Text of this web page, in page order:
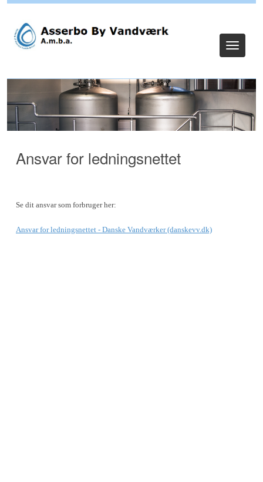
Toggle
Ansvar for ledningsnettet
Se dit ansvar som forbruger her:
Ansvar for ledningsnettet - Danske Vandværker (danskevv.dk)